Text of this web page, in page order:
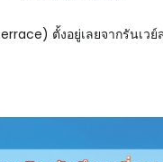
ตั้งอยู่เลยจากรันเ